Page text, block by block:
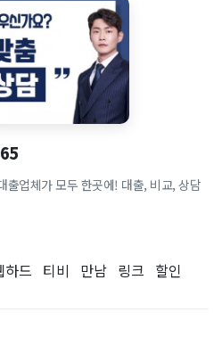
출업체가 모두 한곳에! 대출, 비교, 상담
하드 티비 만남 링크 할인